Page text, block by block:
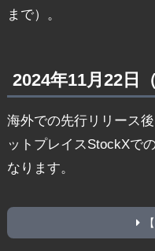
まで）。
2024年11月22日
海外での先行リリース
ットプレイスStockXで
なります。